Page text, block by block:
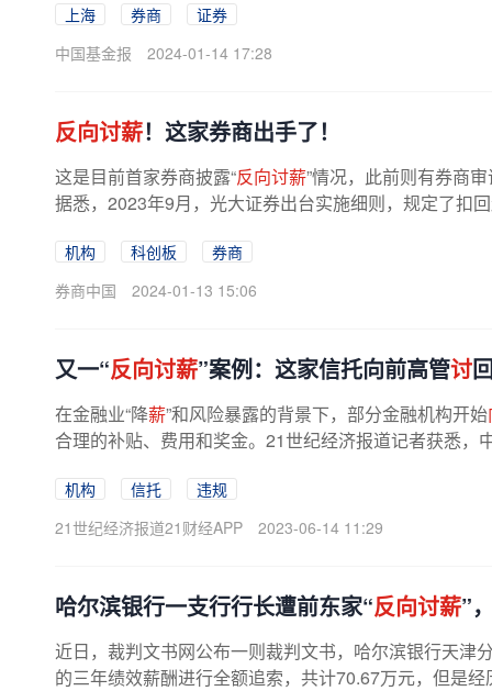
上海 券商
证券
中国基金报
2024-01-14 17:28
反向讨薪！这家券商出手了！
这是目前首家券商披露“反向讨薪”情况，此前则有券商
据悉，2023年9月，光大证券出台实施细则，规定了扣
机构 科创板
券商
券商中国
2024-01-13 15:06
又一“反向讨薪”案例：这家信托向前高管讨
在金融业“降薪”和风险暴露的背景下，部分金融机构开始
合理的补贴、费用和奖金。21世纪经济报道记者获悉，
机构 信托
违规
21世纪经济报道21财经APP
2023-06-14 11:29
哈尔滨银行一支行行长遭前东家“反向讨薪”
近日，裁判文书网公布一则裁判文书，哈尔滨银行天津
的三年绩效薪酬进行全额追索，共计70.67万元，但是